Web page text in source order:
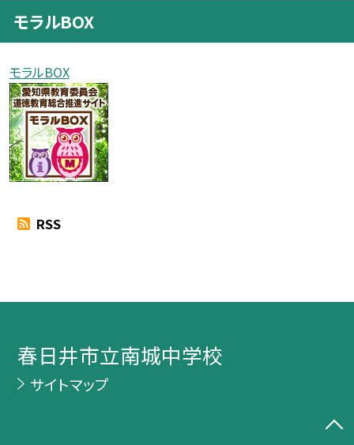
モラルBOX
モラルBOX
RSS
春日井市立南城中学校
サイトマップ